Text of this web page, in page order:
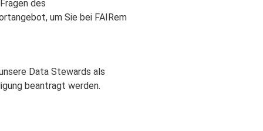
des
um Sie bei FAIRem
Data Stewards als
beantragt werden.